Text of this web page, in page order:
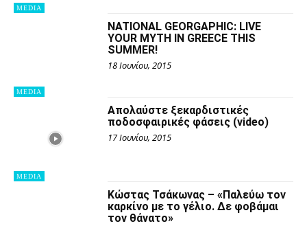
MEDIA
MEDIA
NATIONAL GEORGAPHIC: LIVE
YOUR MYTH IN GREECE THIS
SUMMER!
18 Ιουνίου, 2015
MEDIA
Απολαύστε ξεκαρδιστικές
ποδοσφαιρικές φάσεις (video)
17 Ιουνίου, 2015
Κώστας Τσάκωνας – «Παλεύω τον
καρκίνο με το γέλιο. Δε φοβάμαι
τον θάνατο»